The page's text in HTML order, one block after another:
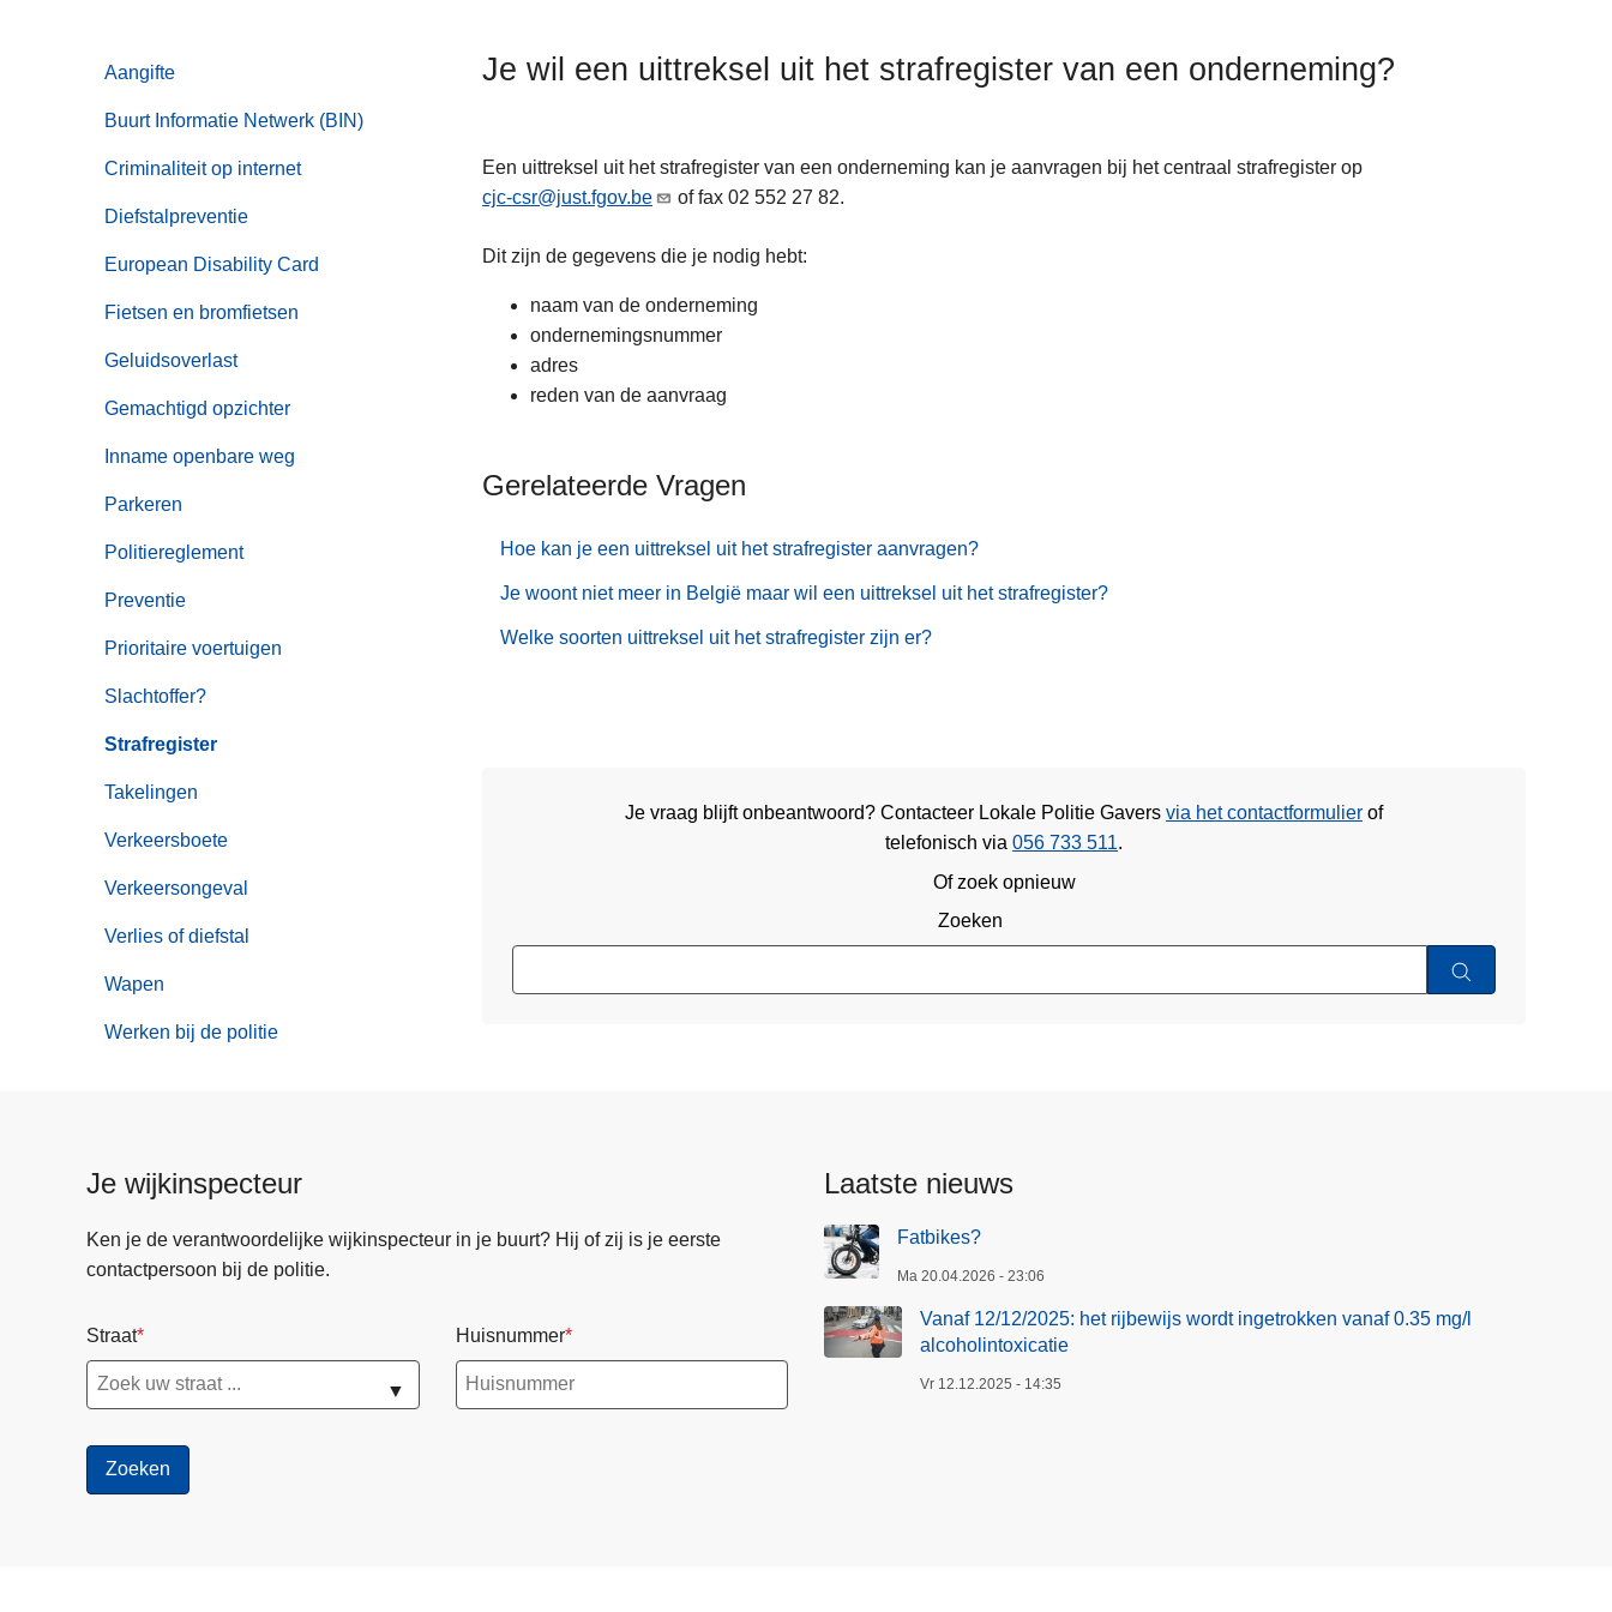
Aangifte
Buurt Informatie Netwerk (BIN)
Criminaliteit op internet
Diefstalpreventie
European Disability Card
Fietsen en bromfietsen
Geluidsoverlast
Gemachtigd opzichter
Inname openbare weg
Parkeren
Politiereglement
Preventie
Prioritaire voertuigen
Slachtoffer?
Strafregister
Takelingen
Verkeersboete
Verkeersongeval
Verlies of diefstal
Wapen
Werken bij de politie
Je wil een uittreksel uit het strafregister van een onderneming?
Een uittreksel uit het strafregister van een onderneming kan je aanvragen bij het centraal strafregister op
cjc-csr@just.fgov.be
of fax 02 552 27 82.
Dit zijn de gegevens die je nodig hebt:
naam van de onderneming
ondernemingsnummer
adres
reden van de aanvraag
Gerelateerde Vragen
Hoe kan je een uittreksel uit het strafregister aanvragen?
Je woont niet meer in België maar wil een uittreksel uit het strafregister?
Welke soorten uittreksel uit het strafregister zijn er?
Je vraag blijft onbeantwoord? Contacteer Lokale Politie Gavers via het contactformulier of
telefonisch via 056 733 511.
Of zoek opnieuw
Zoeken
Je wijkinspecteur
Ken je de verantwoordelijke wijkinspecteur in je buurt? Hij of zij is je eerste
contactpersoon bij de politie.
Straat
▼
Huisnummer
Laatste nieuws
Fatbikes?
Ma 20.04.2026 - 23:06
Vanaf 12/12/2025: het rijbewijs wordt ingetrokken vanaf 0.35 mg/l
alcoholintoxicatie
Vr 12.12.2025 - 14:35